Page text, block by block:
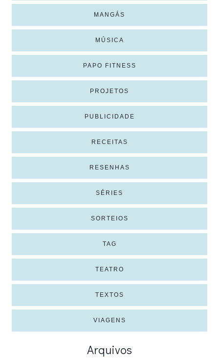
MANGÁS
MÚSICA
PAPO FITNESS
PROJETOS
PUBLICIDADE
RECEITAS
RESENHAS
SÉRIES
SORTEIOS
TAG
TEATRO
TEXTOS
VIAGENS
Arquivos